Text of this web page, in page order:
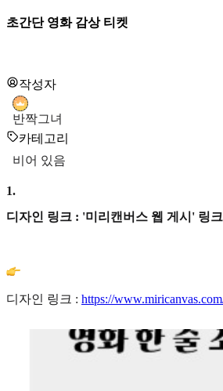
초간단 영화 감상 티켓
작성자
반짝그녀
카테고리
비어 있음
1.
디자인 링크 : '미리캔버스 웹 게시' 링
디자인 링크 : https://